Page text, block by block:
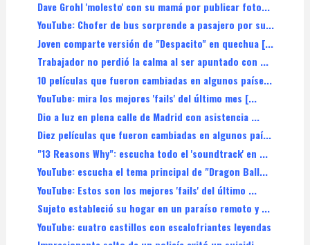
Dave Grohl 'molesto' con su mamá por publicar foto...
YouTube: Chofer de bus sorprende a pasajero por su...
Joven comparte versión de "Despacito" en quechua [...
Trabajador no perdió la calma al ser apuntado con ...
10 películas que fueron cambiadas en algunos paíse...
YouTube: mira los mejores 'fails' del último mes [...
Dio a luz en plena calle de Madrid con asistencia ...
Diez películas que fueron cambiadas en algunos paí...
"13 Reasons Why": escucha todo el 'soundtrack' en ...
YouTube: escucha el tema principal de "Dragon Ball...
YouTube: Estos son los mejores 'fails' del último ...
Sujeto estableció su hogar en un paraíso remoto y ...
YouTube: cuatro castillos con escalofriantes leyendas